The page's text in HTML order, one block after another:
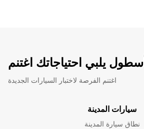
أسطول يلبي احتياجاتك اغتنم
اغتنم الفرصة لاختبار السيارات الجديدة
سيارات المدينة
نطاق سيارة المدينة